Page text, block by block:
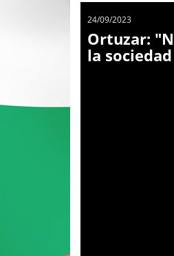
24/09/2023
Ortuzar:
la